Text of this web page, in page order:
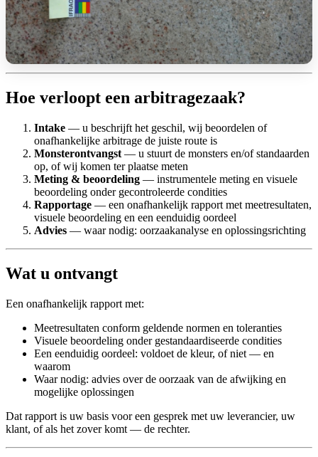
Hoe verloopt een arbitragezaak?
Intake — u beschrijft het geschil, wij beoordelen of
onafhankelijke arbitrage de juiste route is
Monsterontvangst — u stuurt de monsters en/of standaarden
op, of wij komen ter plaatse meten
Meting & beoordeling — instrumentele meting en visuele
beoordeling onder gecontroleerde condities
Rapportage — een onafhankelijk rapport met meetresultaten,
visuele beoordeling en een eenduidig oordeel
Advies — waar nodig: oorzaakanalyse en oplossingsrichting
Wat u ontvangt
Een onafhankelijk rapport met:
Meetresultaten conform geldende normen en toleranties
Visuele beoordeling onder gestandaardiseerde condities
Een eenduidig oordeel: voldoet de kleur, of niet — en
waarom
Waar nodig: advies over de oorzaak van de afwijking en
mogelijke oplossingen
Dat rapport is uw basis voor een gesprek met uw leverancier, uw
klant, of als het zover komt — de rechter.